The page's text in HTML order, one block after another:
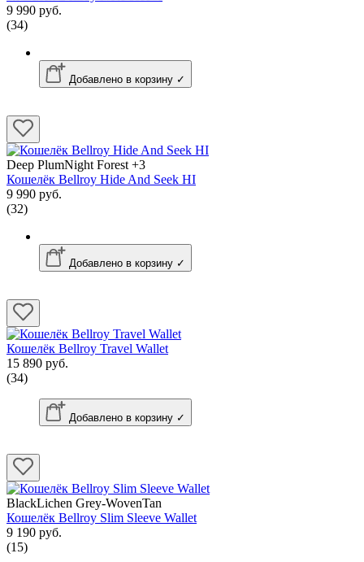
9 990 руб.
(34)
Добавлено в корзину ✓
Deep PlumNight Forest +3
Кошелёк Bellroy Hide And Seek HI
9 990 руб.
(32)
Добавлено в корзину ✓
Кошелёк Bellroy Travel Wallet
15 890 руб.
(34)
Добавлено в корзину ✓
BlackLichen Grey-WovenTan
Кошелёк Bellroy Slim Sleeve Wallet
9 190 руб.
(15)